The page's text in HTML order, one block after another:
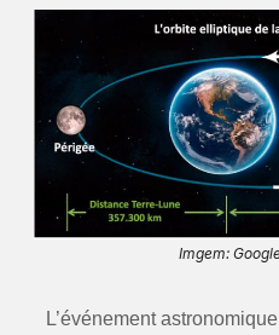
Imgem:
L’événement